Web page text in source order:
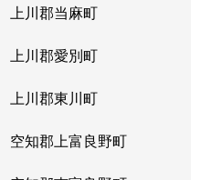
上川郡当麻町
上川郡愛別町
上川郡東川町
空知郡上富良野町